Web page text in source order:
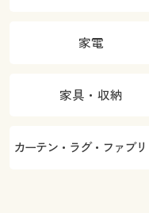
家電
家具・収納
カーテン・ラグ・ファブ